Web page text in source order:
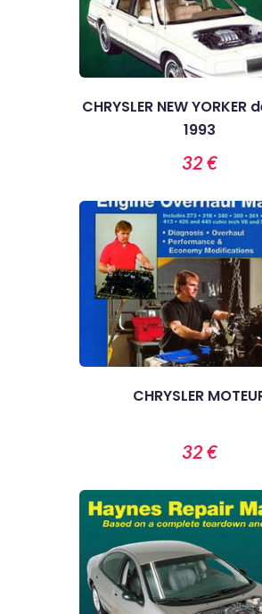
CHRYSLER NEW YORKER
1993
32 €
CHRYSLER
32 €